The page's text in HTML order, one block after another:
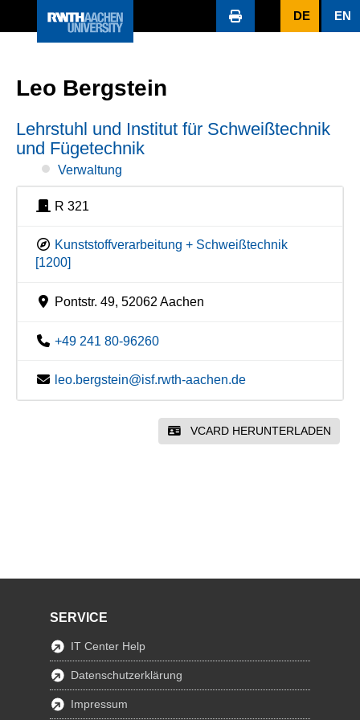
DE EN
Leo Bergstein
Lehrstuhl und Institut für Schweißtechnik
und Fügetechnik
Verwaltung
R 321
Kunststoffverarbeitung + Schweißtechnik
[1200]
Pontstr. 49, 52062 Aachen
+49 241 80-96260
leo.bergstein@isf.rwth-aachen.de
VCARD HERUNTERLADEN
SERVICE
IT Center Help
Datenschutzerklärung
Impressum